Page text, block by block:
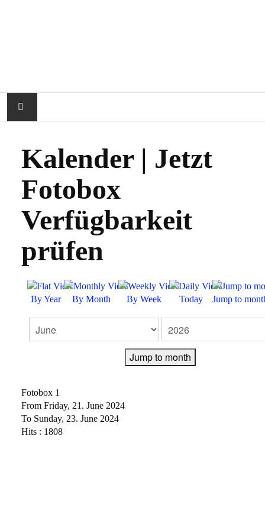
ÜBER RAPHIPI
IMPRESSIONEN
FAQ
KALENDER
FEEDBACK
IMPRESSUM
Kalender | Jetzt
Fotobox
Verfügbarkeit
prüfen
By Year By Month By Week Today Jump to
Jump to month
Fotobox 1
From Friday, 21. June 2024
To Sunday, 23. June 2024
Hits : 1808